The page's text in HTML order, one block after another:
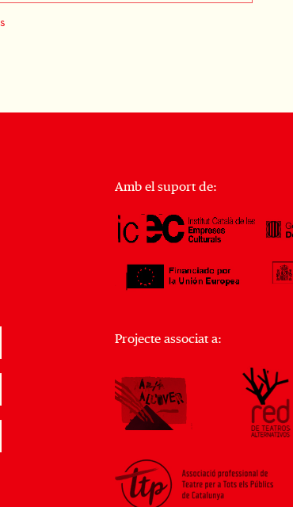
Amb el suport de:
Projecte associat a: